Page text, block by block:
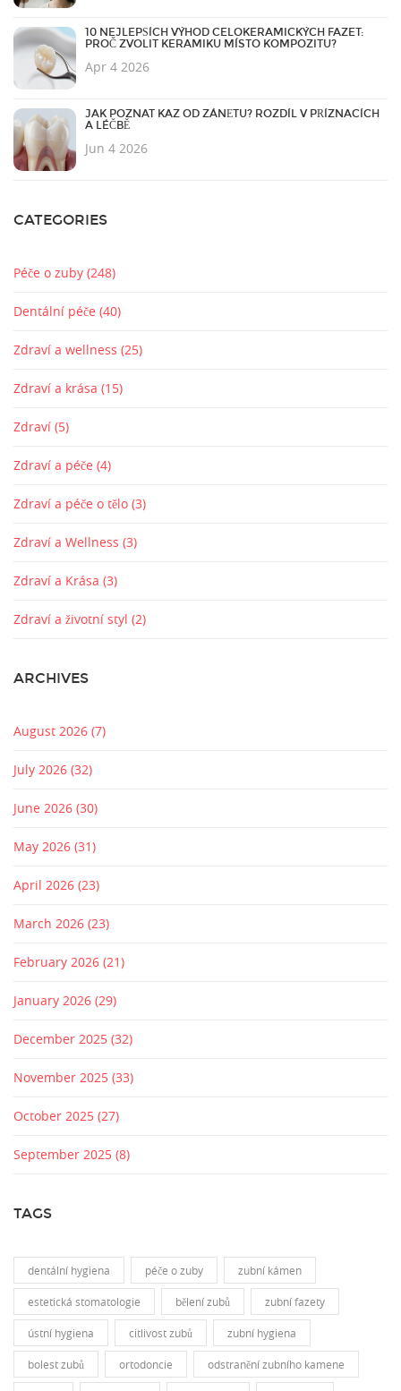
10 NEJLEPŠÍCH VÝHOD CELOKERAMICKÝCH FAZET:
PROČ ZVOLIT KERAMIKU MÍSTO KOMPOZITU?
Apr 4 2026
JAK POZNAT KAZ OD ZÁNĚTU? ROZDÍL V PŘÍZNACÍCH
A LÉČBĚ
Jun 4 2026
CATEGORIES
Péče o zuby (248)
Dentální péče (40)
Zdraví a wellness (25)
Zdraví a krása (15)
Zdraví (5)
Zdraví a péče (4)
Zdraví a péče o tělo (3)
Zdraví a Wellness (3)
Zdraví a Krása (3)
Zdraví a životní styl (2)
ARCHIVES
August 2026 (7)
July 2026 (32)
June 2026 (30)
May 2026 (31)
April 2026 (23)
March 2026 (23)
February 2026 (21)
January 2026 (29)
December 2025 (32)
November 2025 (33)
October 2025 (27)
September 2025 (8)
TAGS
dentální hygiena péče o zuby zubní kámen
estetická stomatologie bělení zubů zubní fazety
ústní hygiena citlivost zubů zubní hygiena
bolest zubů ortodoncie odstranění zubního kamene